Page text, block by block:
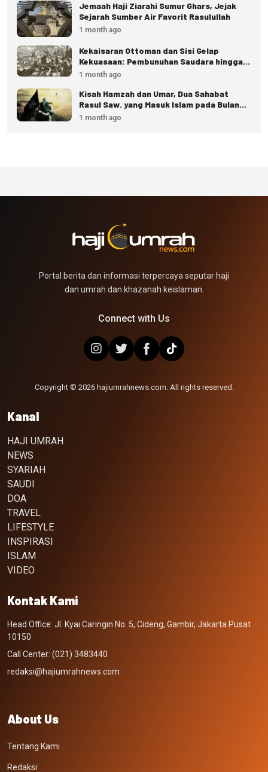
Jemaah Haji Ziarahi Sumur Ghars, Jejak
Sejarah Sumber Air Favorit Rasulullah
1 month ago
Kekaisaran Ottoman dan Sisi Gelap
Kekuasaan: Pembunuhan Saudara hingga
Eksekusi Istana
1 month ago
Kisah Hamzah dan Umar, Dua Sahabat
Rasul Saw. yang Masuk Islam pada Bulan
Dzulhijjah
1 month ago
Portal berita dan informasi terpercaya seputar haji
dan umrah dan khazanah keislaman.
Connect with Us
Copyright © 2026 hajiumrahnews.com. All rights reserved.
Kanal
HAJI UMRAH
NEWS
SYARIAH
SAUDI
DOA
TRAVEL
LIFESTYLE
INSPIRASI
ISLAM
VIDEO
Kontak Kami
Head Office: Jl. Kyai Caringin No. 5, Cideng, Gambir, Jakarta Pusat
10150
Call Center: (021) 3483440
redaksi@hajiumrahnews.com
About Us
Tentang Kami
Redaksi